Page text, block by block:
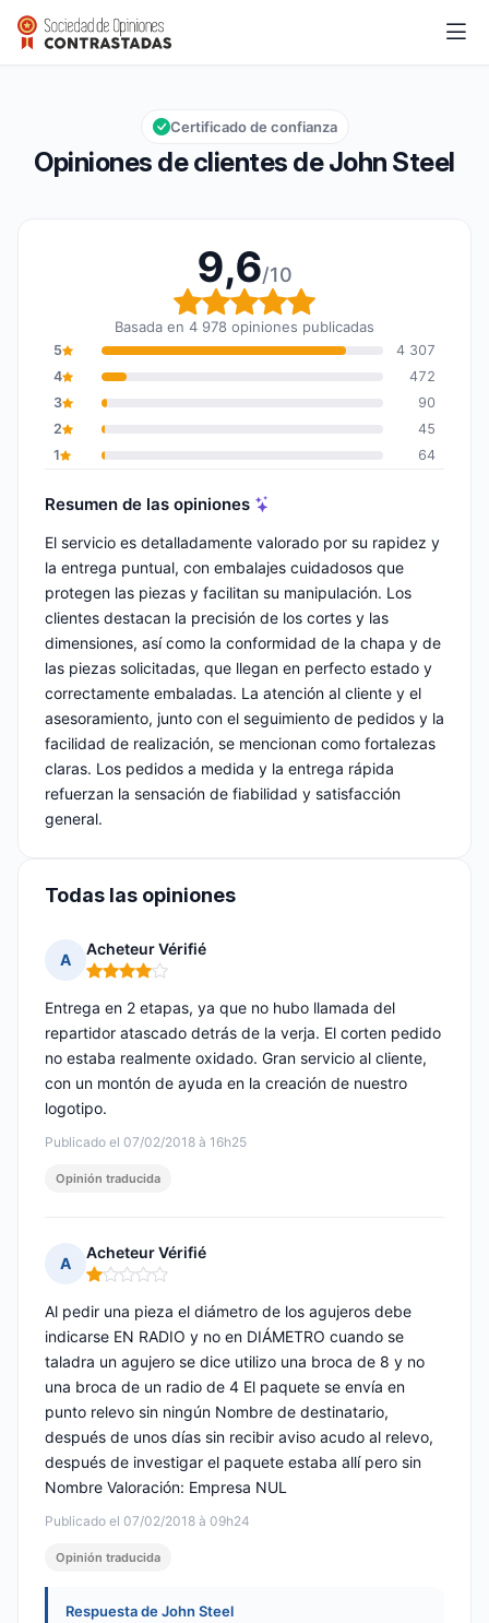
John Steel
Calificación global: 9,6 de 10
9,6/10
Opiniones de clientes de John Steel
Certificado de confianza
9,6/10
Calificación global: 9,6
Basada en 4 978 opiniones publicadas
5
4 307
4
472
3
90
2
45
1
64
Resumen de las opiniones
El servicio es detalladamente valorado por su rapidez y
la entrega puntual, con embalajes cuidadosos que
protegen las piezas y facilitan su manipulación. Los
clientes destacan la precisión de los cortes y las
dimensiones, así como la conformidad de la chapa y de
las piezas solicitadas, que llegan en perfecto estado y
correctamente embaladas. La atención al cliente y el
asesoramiento, junto con el seguimiento de pedidos y la
facilidad de realización, se mencionan como fortalezas
claras. Los pedidos a medida y la entrega rápida
refuerzan la sensación de fiabilidad y satisfacción
general.
Todas las opiniones
A
Acheteur Vérifié
Nota: 4 de 5
Publicado el 07/02/2018 à 16h25
Entrega en 2 etapas, ya que no hubo llamada del
repartidor atascado detrás de la verja. El corten pedido
no estaba realmente oxidado. Gran servicio al cliente,
con un montón de ayuda en la creación de nuestro
logotipo.
Opinión traducida
A
Acheteur Vérifié
Nota: 1 de 5
Publicado el 07/02/2018 à 09h24
Al pedir una pieza el diámetro de los agujeros debe
indicarse EN RADIO y no en DIÁMETRO cuando se
taladra un agujero se dice utilizo una broca de 8 y no
una broca de un radio de 4 El paquete se envía en
punto relevo sin ningún Nombre de destinatario,
después de unos días sin recibir aviso acudo al relevo,
después de investigar el paquete estaba allí pero sin
Nombre Valoración: Empresa NUL
Opinión traducida
Respuesta de John Steel